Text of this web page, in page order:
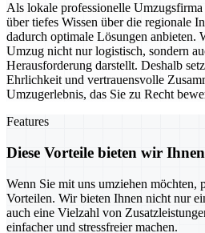
Als lokale professionelle
über tiefes Wissen über die regionale
dadurch optimale Lösungen anbieten.
Umzug nicht nur logistisch, sondern
Herausforderung darstellt. Deshalb
Ehrlichkeit und vertrauensvolle
Umzugerlebnis, das Sie zu Recht
Features
Diese Vorteile bieten wir Ihnen
Wenn Sie mit uns umziehen möchten,
Vorteilen. Wir bieten Ihnen nicht nur
auch eine Vielzahl von
einfacher und stressfreier machen.